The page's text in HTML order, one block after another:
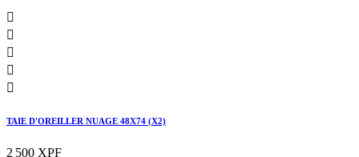





TAIE D'OREILLER NUAGE 48X74 (X2)
2 500 XPF